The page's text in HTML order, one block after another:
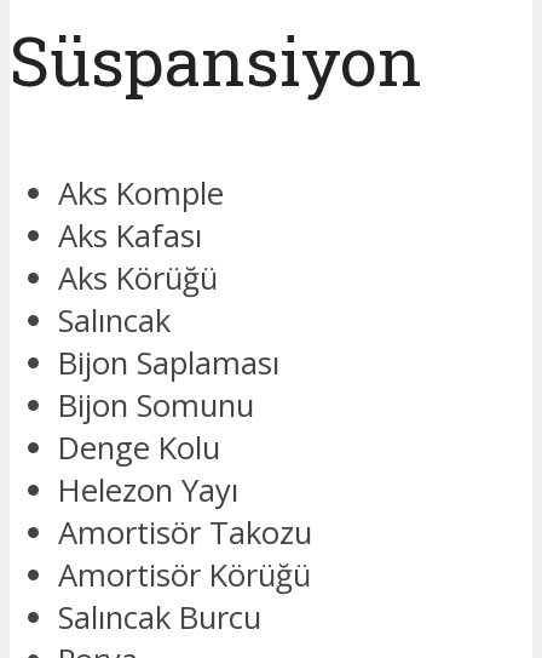
Süspansiyon
Aks Komple
Aks Kafası
Aks Körüğü
Salıncak
Bijon Saplaması
Bijon Somunu
Denge Kolu
Helezon Yayı
Amortisör Takozu
Amortisör Körüğü
Salıncak Burcu